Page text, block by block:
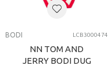
BODI LCB3000474
NN TOM AND
JERRY BODI DUG